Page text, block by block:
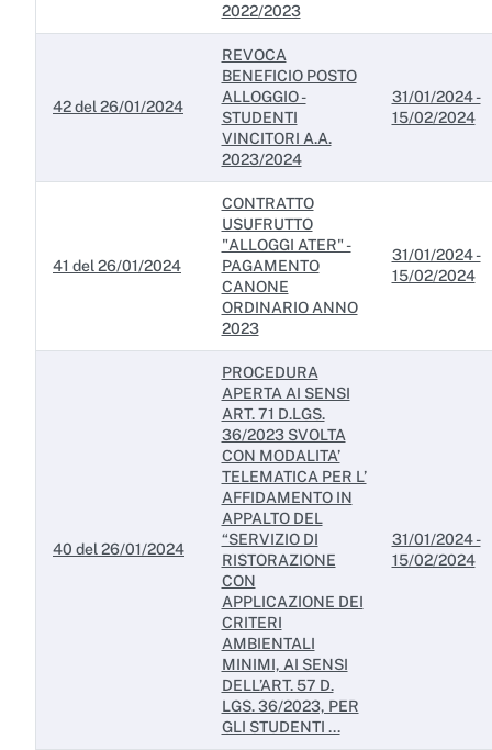
2022/2023
42 del 26/01/2024
REVOCA
BENEFICIO POSTO
ALLOGGIO -
STUDENTI
VINCITORI A.A.
2023/2024
31/01/2024 -
15/02/2024
41 del 26/01/2024
CONTRATTO
USUFRUTTO
"ALLOGGI ATER" -
PAGAMENTO
CANONE
ORDINARIO ANNO
2023
31/01/2024 -
15/02/2024
40 del 26/01/2024
PROCEDURA
APERTA AI SENSI
ART. 71 D.LGS.
36/2023 SVOLTA
CON MODALITA’
TELEMATICA PER L’
AFFIDAMENTO IN
APPALTO DEL
“SERVIZIO DI
RISTORAZIONE
CON
APPLICAZIONE DEI
CRITERI
AMBIENTALI
MINIMI, AI SENSI
DELL’ART. 57 D.
LGS. 36/2023, PER
GLI STUDENTI ...
31/01/2024 -
15/02/2024